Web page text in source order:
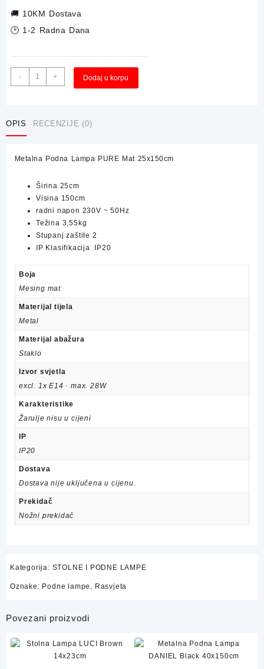
🚚 10KM Dostava
🕑 1-2 Radna Dana
-
Metalna
Podna
Mat
+ Dodaj u korpu
OPIS RECENZIJE (0)
Metalna Podna Lampa PURE Mat 25x150cm
Širina 25cm
Visina 150cm
radni napon 230V ~ 50Hz
Težina 3,55kg
Stupanj zaštite 2
IP Klasifikacija IP20
Boja
Mesing mat
Materijal tijela
Metal
Materijal abažura
Staklo
Izvor svjetla
excl. 1x E14 · max. 28W
Karakteristike
Žarulje nisu u cijeni
IP
IP20
Dostava
Dostava nije uključena u cijenu.
Prekidač
Nožni prekidač
Kategorija: STOLNE I PODNE LAMPE
Oznake: Podne lampe , Rasvjeta
Povezani proizvodi